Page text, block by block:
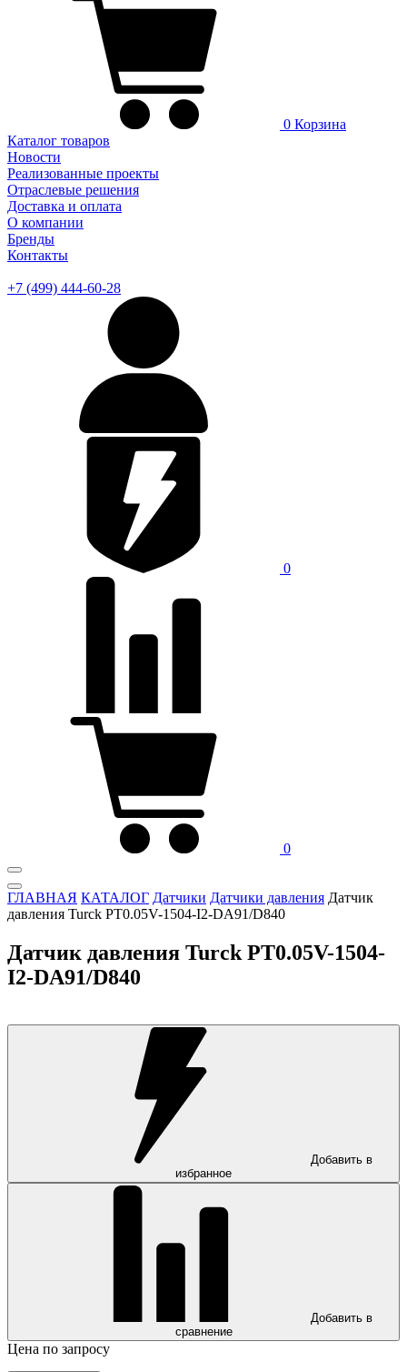
0 Корзина
Каталог товаров
Новости
Реализованные проекты
Отраслевые решения
Доставка и оплата
О компании
Бренды
Контакты
+7 (499) 444-60-28
0
0
ГЛАВНАЯ КАТАЛОГ Датчики Датчики давления Датчик
давления Turck PT0.05V-1504-I2-DA91/D840
Датчик давления Turck PT0.05V-1504-
I2-DA91/D840
Добавить в
избранное
Добавить в
сравнение
Цена по запросу